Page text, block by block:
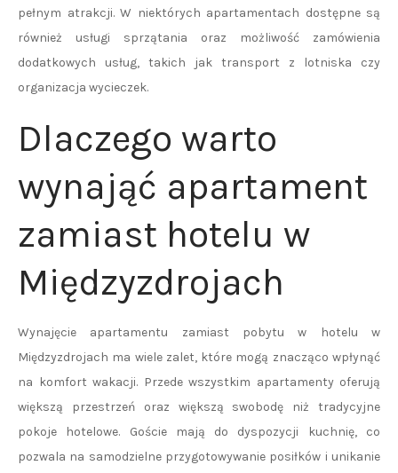
pełnym atrakcji. W niektórych apartamentach dostępne są
również usługi sprzątania oraz możliwość zamówienia
dodatkowych usług, takich jak transport z lotniska czy
organizacja wycieczek.
Dlaczego warto
wynająć apartament
zamiast hotelu w
Międzyzdrojach
Wynajęcie apartamentu zamiast pobytu w hotelu w
Międzyzdrojach ma wiele zalet, które mogą znacząco wpłynąć
na komfort wakacji. Przede wszystkim apartamenty oferują
większą przestrzeń oraz większą swobodę niż tradycyjne
pokoje hotelowe. Goście mają do dyspozycji kuchnię, co
pozwala na samodzielne przygotowywanie posiłków i unikanie